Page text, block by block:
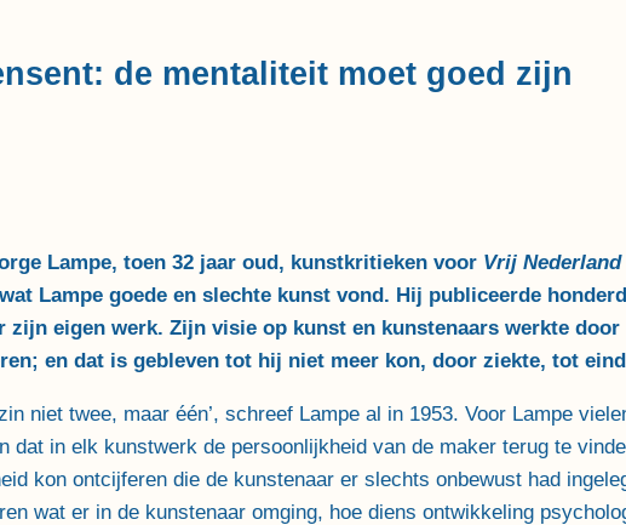
de mentaliteit moet goed zijn
Lampe, toen 32 jaar oud, kunstkritieken voor Vrij Nederland
Lampe goede en slechte kunst vond. Hij publiceerde
zijn eigen werk. Zijn visie op kunst en kunstenaars werkte
en dat is gebleven tot hij niet meer kon, door ziekte, tot eind
niet twee, maar één’, schreef Lampe al in 1953. Voor Lampe
dat in elk kunstwerk de persoonlijkheid van de maker terug te
kon ontcijferen die de kunstenaar er slechts onbewust had
wat er in de kunstenaar omging, hoe diens ontwikkeling